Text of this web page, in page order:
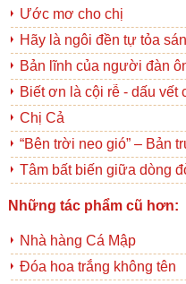
Ước mơ cho chị
Hãy là ngôi đền tự tỏa
Bản lĩnh của người đàn
Biết ơn là cội rễ - dấu vết
Chị Cả
“Bên trời neo gió” – Bản
Tâm bất biến giữa dòng
Những tác phẩm cũ hơn:
Nhà hàng Cá Mập
Đóa hoa trắng không tên